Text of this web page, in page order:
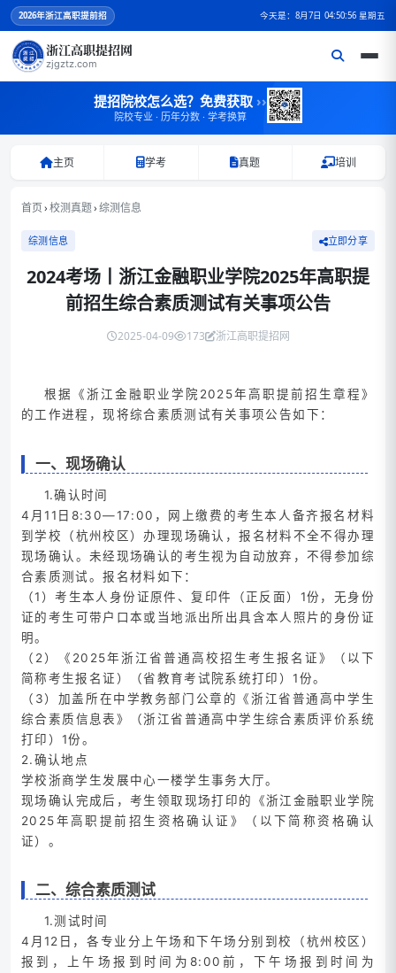
2026年浙江高职提前招 今天是：8月7日 04:50:56 星期五
浙江高职提招网
zjgztz.com
提招院校怎么选？免费获取 ››
院校专业 · 历年分数 · 学考换算
主页 学考 真题 培训
首页›校测真题›综测信息
综测信息 立即分享
2024考场丨浙江金融职业学院2025年高职提
前招生综合素质测试有关事项公告
2025-04-09 173 浙江高职提招网
根据《浙江金融职业学院2025年高职提前招生章程》
的工作进程，现将综合素质测试有关事项公告如下：
一、现场确认
1.确认时间
4月11日8:30—17:00，网上缴费的考生本人备齐报名材料
到学校（杭州校区）办理现场确认，报名材料不全不得办理
现场确认。未经现场确认的考生视为自动放弃，不得参加综
合素质测试。报名材料如下：
（1）考生本人身份证原件、复印件（正反面）1份，无身份
证的考生可带户口本或当地派出所出具含本人照片的身份证
明。
（2）《2025年浙江省普通高校招生考生报名证》（以下
简称考生报名证）（省教育考试院系统打印）1份。
（3）加盖所在中学教务部门公章的《浙江省普通高中学生
综合素质信息表》（浙江省普通高中学生综合素质评价系统
打印）1份。
2.确认地点
学校浙商学生发展中心一楼学生事务大厅。
现场确认完成后，考生领取现场打印的《浙江金融职业学院
2025年高职提前招生资格确认证》（以下简称资格确认
证）。
二、综合素质测试
1.测试时间
4月12日，各专业分上午场和下午场分别到校（杭州校区）
报到，上午场报到时间为8:00前，下午场报到时间为